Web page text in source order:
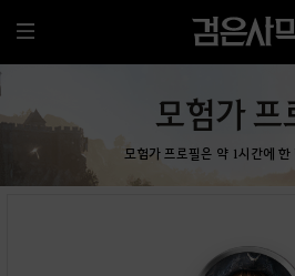
전
체
뉴
모험가 프
모험가 프로필은 약 1시간에